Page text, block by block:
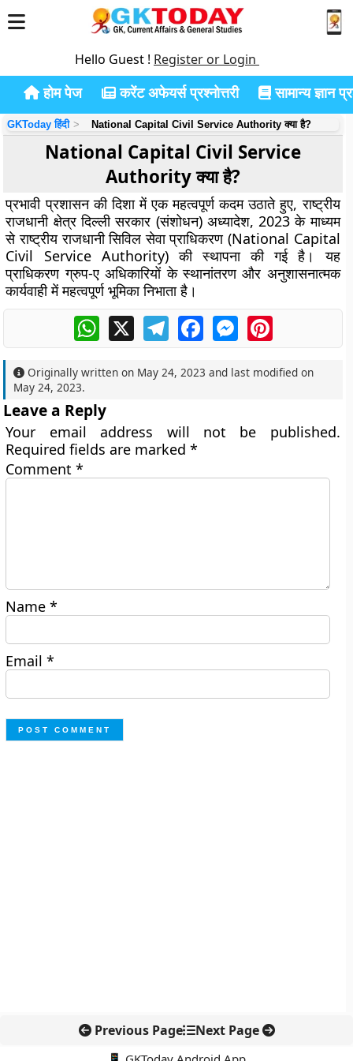
Hello Guest ! Register or Login
होम पेज करेंट अफेयर्स प्रश्नोत्तरी सामान्य ज्ञान
GKToday हिंदी National Capital Civil Service Authority क्या है?
National Capital Civil Service
Authority क्या है?
प्रभावी प्रशासन की दिशा में एक महत्वपूर्ण कदम उठाते हुए, राष्ट्रीय
राजधानी क्षेत्र दिल्ली सरकार (संशोधन) अध्यादेश, 2023 के माध्यम
से राष्ट्रीय राजधानी सिविल सेवा प्राधिकरण (National Capital
Civil Service Authority) की स्थापना की गई है। यह
प्राधिकरण ग्रुप-ए अधिकारियों के स्थानांतरण और अनुशासनात्मक
कार्यवाही में महत्वपूर्ण भूमिका निभाता है।
WhatsApp
X TelegramFacebookMessengerPinterest
Originally written on May 24, 2023 and last modified on
May 24, 2023.
Leave a Reply
Your email address will not be published.
Required fields are marked*
Comment*
Name*
Email*
Previous Page Next Page